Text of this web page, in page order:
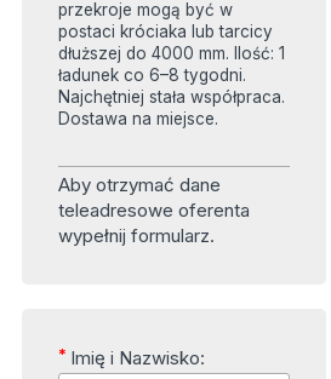
przekroje mogą być w
postaci króciaka lub tarcicy
dłuższej do 4000 mm. Ilość: 1
ładunek co 6–8 tygodni.
Najchętniej stała współpraca.
Dostawa na miejsce.
Aby otrzymać dane
teleadresowe oferenta
wypełnij formularz.
* Imię i Nazwisko: